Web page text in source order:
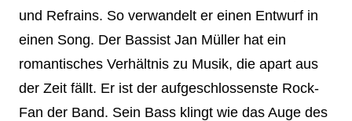
und Refrains. So verwandelt er einen Entwurf in
einen Song. Der Bassist Jan Müller hat ein
romantisches Verhältnis zu Musik, die apart aus
der Zeit fällt. Er ist der aufgeschlossenste Rock-
Fan der Band. Sein Bass klingt wie das Auge des